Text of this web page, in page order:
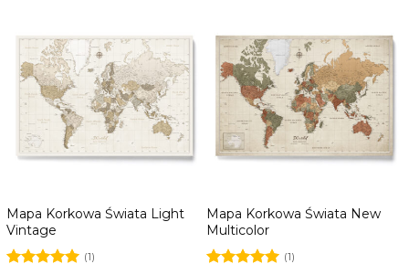
Mapa Korkowa Świata Light
Vintage
(1)
Mapa Korkowa Świata New
Multicolor
(1)